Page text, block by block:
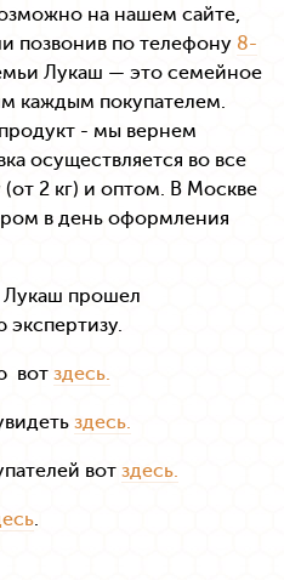
на нашем сайте,
позвонив по телефону 8-
Лукаш — это семейное
каждым покупателем.
- мы вернем
осуществляется во все
2 кг) и оптом. В Москве
в день оформления
Лукаш прошел
вот здесь.
здесь.
вот здесь.
.